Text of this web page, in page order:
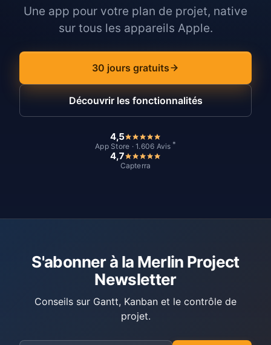
Une app pour votre plan de projet, native
sur tous les appareils Apple.
30 jours gratuits
Découvrir les fonctionnalités
4,5
App Store · 1.606 Avis *
4,7
Capterra
S'abonner à la Merlin Project
Newsletter
Conseils sur Gantt, Kanban et le contrôle de
projet.